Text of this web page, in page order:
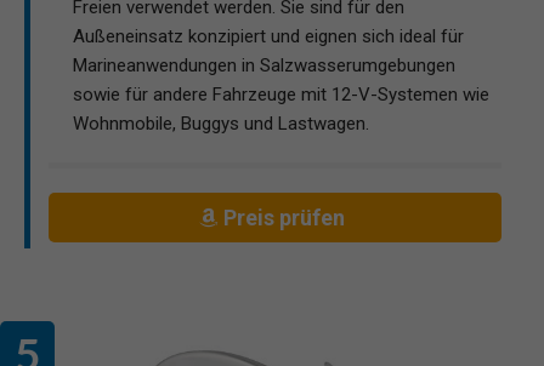
Freien verwendet werden. Sie sind für den
Außeneinsatz konzipiert und eignen sich ideal für
Marineanwendungen in Salzwasserumgebungen
sowie für andere Fahrzeuge mit 12-V-Systemen wie
Wohnmobile, Buggys und Lastwagen.
Preis prüfen